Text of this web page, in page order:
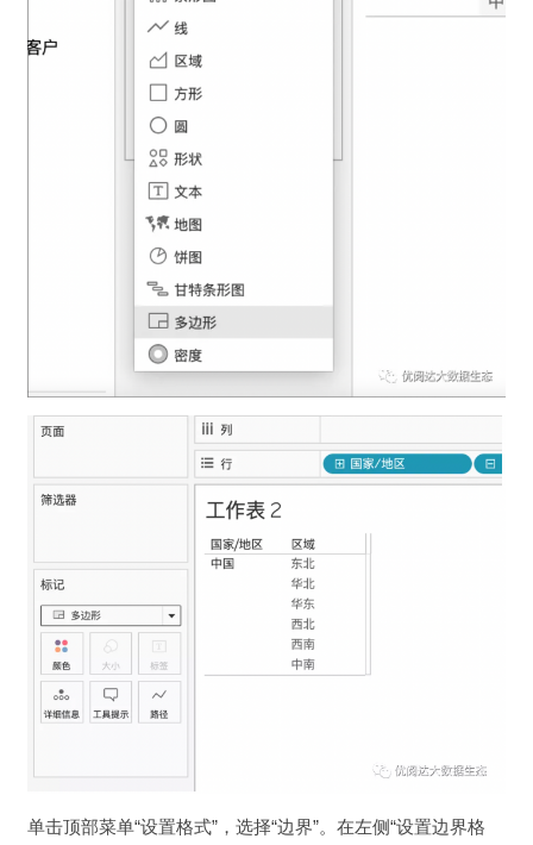
单击顶部菜单“设置格式”，选择“边界”。在左侧“设置边界格